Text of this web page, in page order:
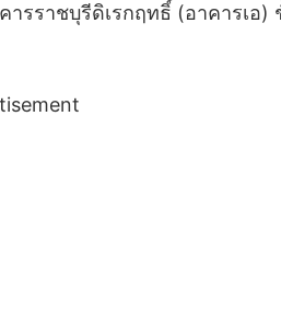
รราชบุรีดิเรกฤทธิ์ (อาคารเ